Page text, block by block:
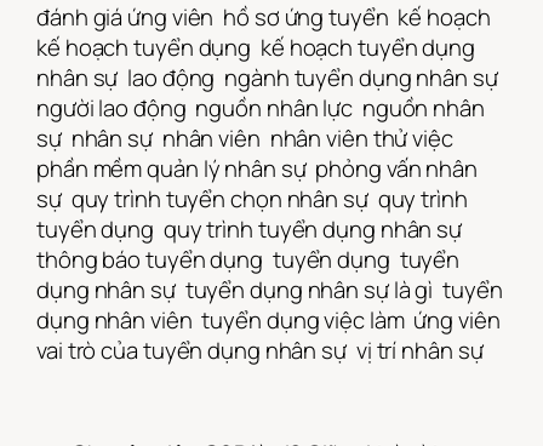
đánh giá ứng viên hồ sơ ứng tuyển kế hoạch
kế hoạch tuyển dụng kế hoạch tuyển dụng
nhân sự lao động ngành tuyển dụng nhân sự
người lao động nguồn nhân lực nguồn nhân
sự nhân sự nhân viên nhân viên thử việc
phần mềm quản lý nhân sự phỏng vấn nhân
sự quy trình tuyển chọn nhân sự quy trình
tuyển dụng quy trình tuyển dụng nhân sự
thông báo tuyển dụng tuyển dụng tuyển
dụng nhân sự tuyển dụng nhân sự là gì tuyển
dụng nhân viên tuyển dụng việc làm ứng viên
vai trò của tuyển dụng nhân sự vị trí nhân sự